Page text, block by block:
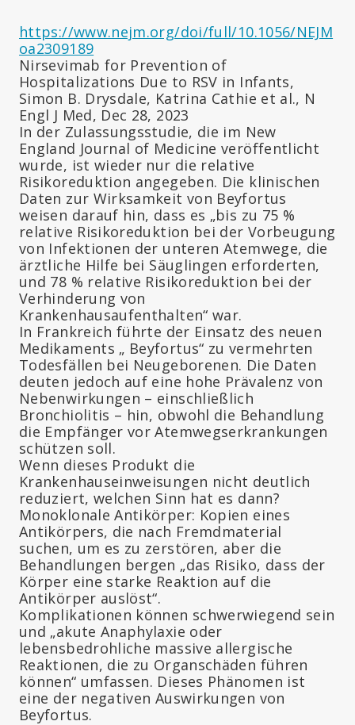
https://www.nejm.org/doi/full/10.1056/NEJM
oa2309189
Nirsevimab for Prevention of
Hospitalizations Due to RSV in Infants,
Simon B. Drysdale, Katrina Cathie et al., N
Engl J Med, Dec 28, 2023
In der Zulassungsstudie, die im New
England Journal of Medicine veröffentlicht
wurde, ist wieder nur die relative
Risikoreduktion angegeben. Die klinischen
Daten zur Wirksamkeit von Beyfortus
weisen darauf hin, dass es „bis zu 75 %
relative Risikoreduktion bei der Vorbeugung
von Infektionen der unteren Atemwege, die
ärztliche Hilfe bei Säuglingen erforderten,
und 78 % relative Risikoreduktion bei der
Verhinderung von
Krankenhausaufenthalten“ war.
In Frankreich führte der Einsatz des neuen
Medikaments „ Beyfortus“ zu vermehrten
Todesfällen bei Neugeborenen. Die Daten
deuten jedoch auf eine hohe Prävalenz von
Nebenwirkungen – einschließlich
Bronchiolitis – hin, obwohl die Behandlung
die Empfänger vor Atemwegserkrankungen
schützen soll.
Wenn dieses Produkt die
Krankenhauseinweisungen nicht deutlich
reduziert, welchen Sinn hat es dann?
Monoklonale Antikörper: Kopien eines
Antikörpers, die nach Fremdmaterial
suchen, um es zu zerstören, aber die
Behandlungen bergen „das Risiko, dass der
Körper eine starke Reaktion auf die
Antikörper auslöst“.
Komplikationen können schwerwiegend sein
und „akute Anaphylaxie oder
lebensbedrohliche massive allergische
Reaktionen, die zu Organschäden führen
können“ umfassen. Dieses Phänomen ist
eine der negativen Auswirkungen von
Beyfortus.